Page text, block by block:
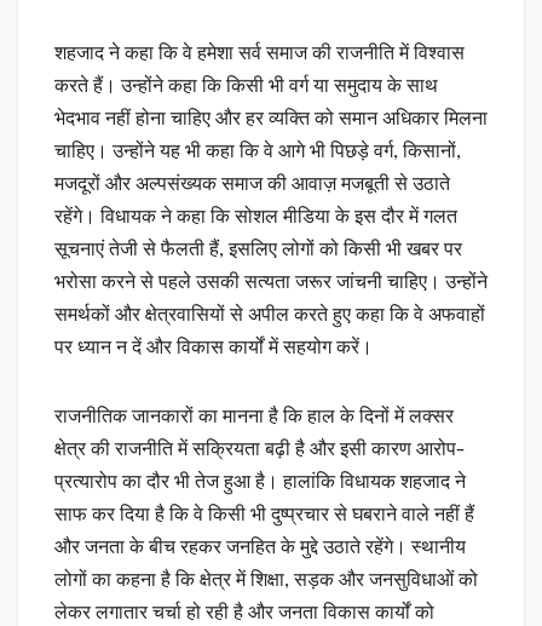
शहजाद ने कहा कि वे हमेशा सर्व समाज की राजनीति में विश्वास
करते हैं। उन्होंने कहा कि किसी भी वर्ग या समुदाय के साथ
भेदभाव नहीं होना चाहिए और हर व्यक्ति को समान अधिकार मिलना
चाहिए। उन्होंने यह भी कहा कि वे आगे भी पिछड़े वर्ग, किसानों,
मजदूरों और अल्पसंख्यक समाज की आवाज़ मजबूती से उठाते
रहेंगे। विधायक ने कहा कि सोशल मीडिया के इस दौर में गलत
सूचनाएं तेजी से फैलती हैं, इसलिए लोगों को किसी भी खबर पर
भरोसा करने से पहले उसकी सत्यता जरूर जांचनी चाहिए। उन्होंने
समर्थकों और क्षेत्रवासियों से अपील करते हुए कहा कि वे अफवाहों
पर ध्यान न दें और विकास कार्यों में सहयोग करें।
राजनीतिक जानकारों का मानना है कि हाल के दिनों में लक्सर
क्षेत्र की राजनीति में सक्रियता बढ़ी है और इसी कारण आरोप-
प्रत्यारोप का दौर भी तेज हुआ है। हालांकि विधायक शहजाद ने
साफ कर दिया है कि वे किसी भी दुष्प्रचार से घबराने वाले नहीं हैं
और जनता के बीच रहकर जनहित के मुद्दे उठाते रहेंगे। स्थानीय
लोगों का कहना है कि क्षेत्र में शिक्षा, सड़क और जनसुविधाओं को
लेकर लगातार चर्चा हो रही है और जनता विकास कार्यों को